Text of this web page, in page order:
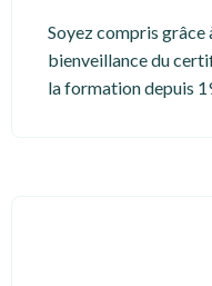
Soyez compris grâce
bienveillance du
la formation depuis